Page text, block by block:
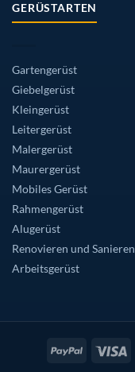
GERÜSTARTEN
Gartengerüst
Giebelgerüst
Kleingerüst
Leitergerüst
Malergerüst
Maurergerüst
Mobiles Gerüst
Rahmengerüst
Alugerüst
Renovieren und Sanieren
Arbeitsgerüst